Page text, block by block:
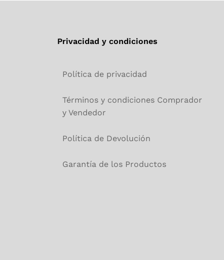
Privacidad y condiciones
Política de privacidad
Términos y condiciones Comprador
y Vendedor
Política de Devolución
Garantía de los Productos